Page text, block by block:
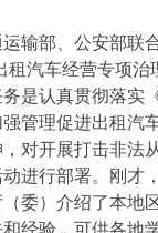
部、公安部联
租汽车经营专项
是认真贯彻落实
管理促进出租汽
对开展打击非法
进行部署。刚才
委）介绍了本地
经验，可供各地